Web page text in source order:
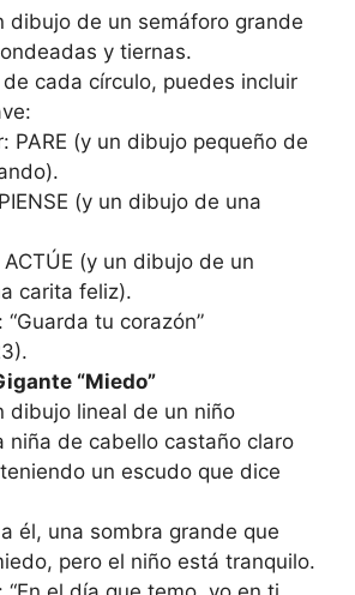
dibujo de un semáforo grande
y tiernas.
cada círculo, puedes incluir
PARE (y un dibujo pequeño de
(y un dibujo de una
(y un dibujo de un
carita feliz).
tu corazón”
“Miedo”
dibujo lineal de un niño
niña de cabello castaño claro
un escudo que dice
él, una sombra grande que
pero el niño está tranquilo.